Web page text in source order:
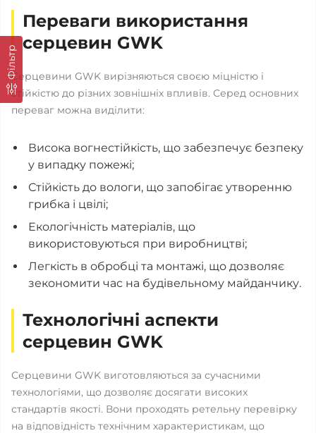
Фільтр
Переваги використання
серцевин GWK
Серцевини GWK вирізняються своєю міцністю і
стійкістю до різних зовнішніх впливів. Серед основних
переваг можна виділити:
Висока вогнестійкість, що забезпечує безпеку
у випадку пожежі;
Стійкість до вологи, що запобігає утворенню
грибка і цвілі;
Екологічність матеріалів, що
використовуються при виробництві;
Легкість в обробці та монтажі, що дозволяє
зекономити час на будівельному майданчику.
Технологічні аспекти
серцевин GWK
Серцевини GWK виготовляються за сучасними
технологіями, що дозволяє досягати високих
стандартів якості. Вони проходять ретельну перевірку
на відповідність технічним характеристикам, що